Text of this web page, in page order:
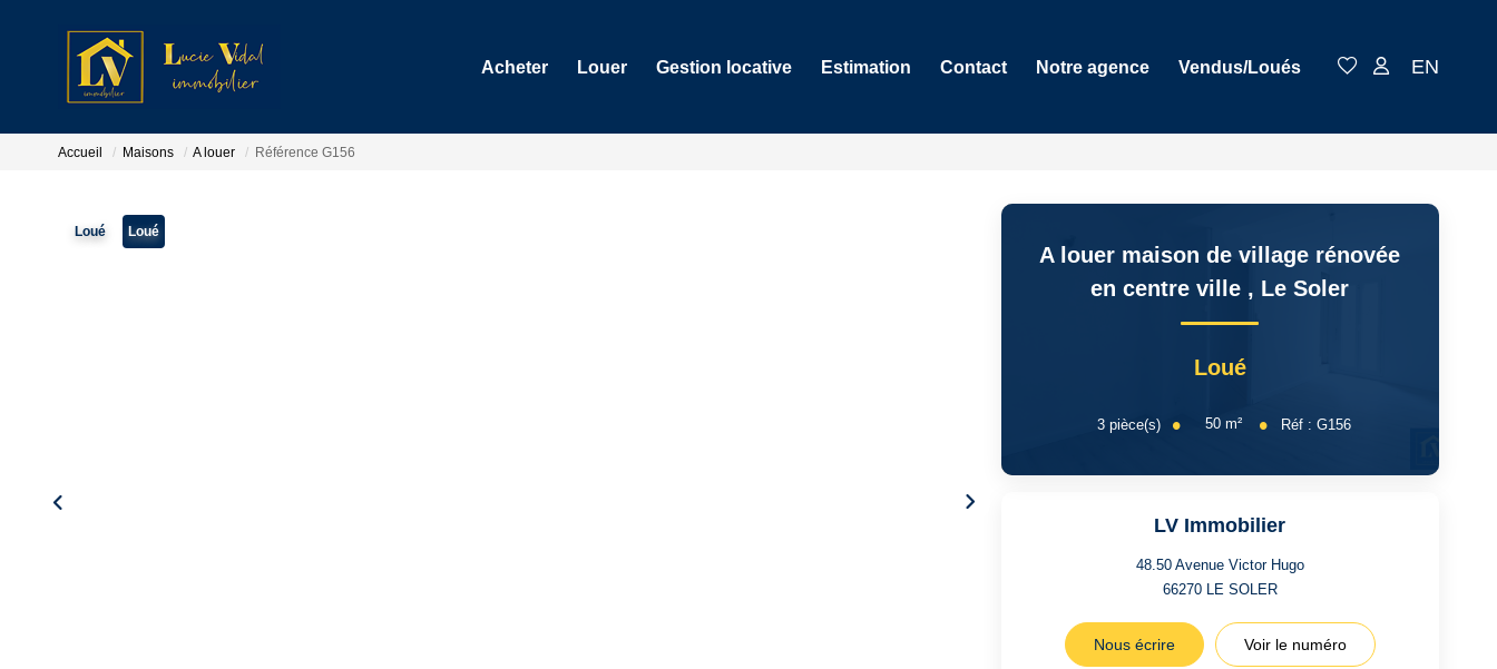
Acheter Louer Gestion locative Estimation Contact Notre agence Vendus/Loués EN
Accueil Maisons A louer Référence G156
Loué Loué
A louer maison de village rénovée
en centre ville , Le Soler
Loué
3pièce(s) 50m² Réf :G156
LV Immobilier
48.50 Avenue Victor Hugo
66270 LE SOLER
Nous écrire Voir le numéro